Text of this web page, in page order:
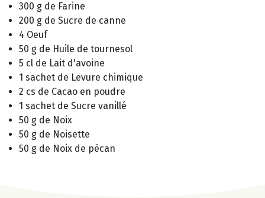
300 g de Farine
200 g de Sucre de canne
4 Oeuf
50 g de Huile de tournesol
5 cl de Lait d'avoine
1 sachet de Levure chimique
2 cs de Cacao en poudre
1 sachet de Sucre vanillé
50 g de Noix
50 g de Noisette
50 g de Noix de pécan